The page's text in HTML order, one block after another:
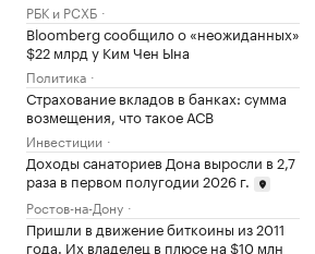
РБК и РСХБ
Bloomberg сообщило о «неожиданных»
$22 млрд у Ким Чен Ына
Политика
Страхование вкладов в банках: сумма
возмещения, что такое АСВ
Инвестиции
Доходы санаториев Дона выросли в 2,7
раза в первом полугодии 2026 г.
Ростов-на-Дону
Пришли в движение биткоины из 2011
года. Их владелец в плюсе на $10 млн